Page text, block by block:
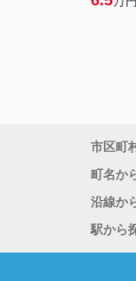
市区町
町名か
沿線か
駅から